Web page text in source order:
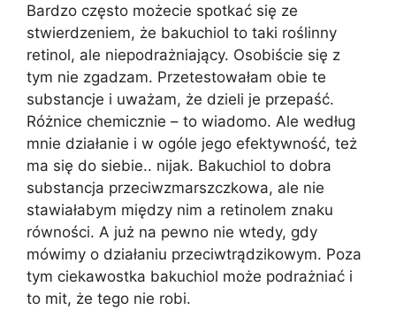
Bardzo często możecie spotkać się ze
stwierdzeniem, że bakuchiol to taki roślinny
retinol, ale niepodrażniający. Osobiście się z
tym nie zgadzam. Przetestowałam obie te
substancje i uważam, że dzieli je przepaść.
Różnice chemicznie – to wiadomo. Ale według
mnie działanie i w ogóle jego efektywność, też
ma się do siebie.. nijak. Bakuchiol to dobra
substancja przeciwzmarszczkowa, ale nie
stawiałabym między nim a retinolem znaku
równości. A już na pewno nie wtedy, gdy
mówimy o działaniu przeciwtrądzikowym. Poza
tym ciekawostka bakuchiol może podrażniać i
to mit, że tego nie robi.